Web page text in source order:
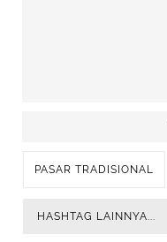
PASAR TRADISIONAL
HASHTAG LAINNYA...